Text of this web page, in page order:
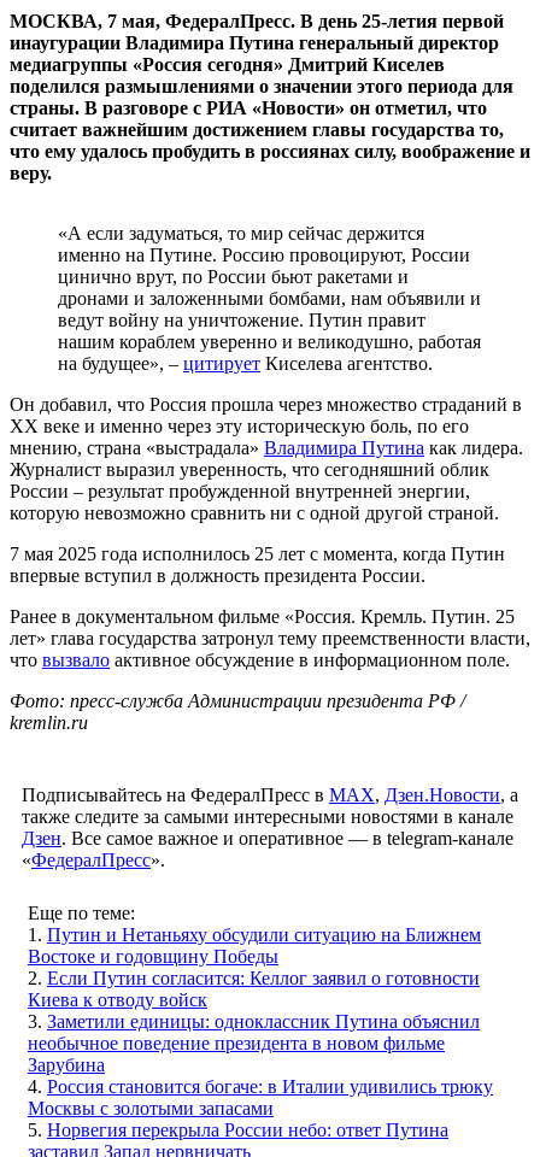
МОСКВА, 7 мая, ФедералПресс. В день 25-летия первой
инаугурации Владимира Путина генеральный директор
медиагруппы «Россия сегодня» Дмитрий Киселев
поделился размышлениями о значении этого периода для
страны. В разговоре с РИА «Новости» он отметил, что
считает важнейшим достижением главы государства то,
что ему удалось пробудить в россиянах силу, воображение и
веру.
«А если задуматься, то мир сейчас держится
именно на Путине. Россию провоцируют, России
цинично врут, по России бьют ракетами и
дронами и заложенными бомбами, нам объявили и
ведут войну на уничтожение. Путин правит
нашим кораблем уверенно и великодушно, работая
на будущее», – цитирует Киселева агентство.
Он добавил, что Россия прошла через множество страданий в
XX веке и именно через эту историческую боль, по его
мнению, страна «выстрадала» Владимира Путина как лидера.
Журналист выразил уверенность, что сегодняшний облик
России – результат пробужденной внутренней энергии,
которую невозможно сравнить ни с одной другой страной.
7 мая 2025 года исполнилось 25 лет с момента, когда Путин
впервые вступил в должность президента России.
Ранее в документальном фильме «Россия. Кремль. Путин. 25
лет» глава государства затронул тему преемственности власти,
что вызвало активное обсуждение в информационном поле.
Фото: пресс-служба Администрации президента РФ /
kremlin.ru
Подписывайтесь на ФедералПресс в МАХ, Дзен.Новости, а
также следите за самыми интересными новостями в канале
Дзен. Все самое важное и оперативное — в telegram-канале
«ФедералПресс».
Еще по теме:
1. Путин и Нетаньяху обсудили ситуацию на Ближнем
Востоке и годовщину Победы
2. Если Путин согласится: Келлог заявил о готовности
Киева к отводу войск
3. Заметили единицы: одноклассник Путина объяснил
необычное поведение президента в новом фильме
Зарубина
4. Россия становится богаче: в Италии удивились трюку
Москвы с золотыми запасами
5. Норвегия перекрыла России небо: ответ Путина
заставил Запад нервничать